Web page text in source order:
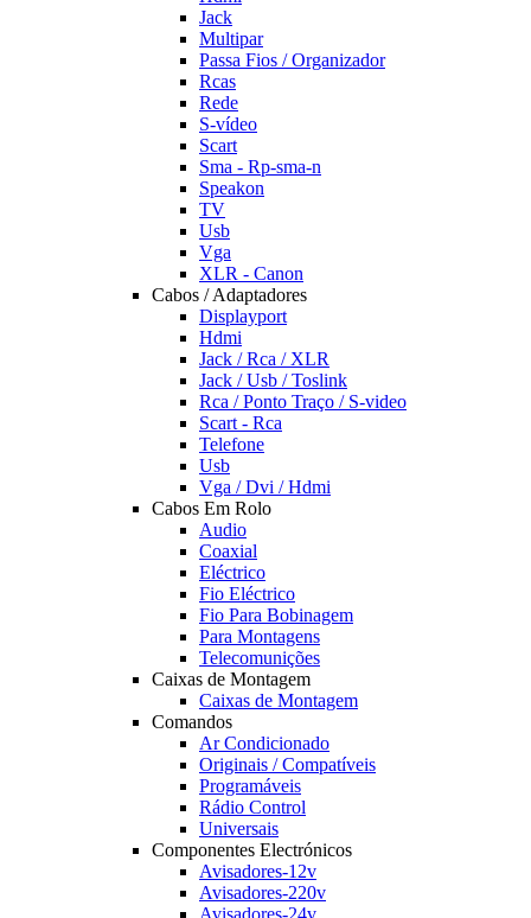
Jack
Multipar
Passa Fios / Organizador
Rcas
Rede
S-vídeo
Scart
Sma - Rp-sma-n
Speakon
TV
Usb
Vga
XLR - Canon
Cabos / Adaptadores
Displayport
Hdmi
Jack / Rca / XLR
Jack / Usb / Toslink
Rca / Ponto Traço / S-video
Scart - Rca
Telefone
Usb
Vga / Dvi / Hdmi
Cabos Em Rolo
Audio
Coaxial
Eléctrico
Fio Eléctrico
Fio Para Bobinagem
Para Montagens
Telecomunições
Caixas de Montagem
Caixas de Montagem
Comandos
Ar Condicionado
Originais / Compatíveis
Programáveis
Rádio Control
Universais
Componentes Electrónicos
Avisadores-12v
Avisadores-220v
Avisadores-24v